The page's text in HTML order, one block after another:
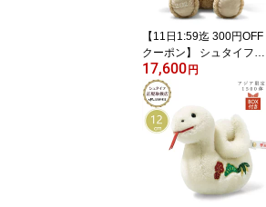
【11日1:59迄 300円OFF
クーポン】 シュタイフ st
eiff シュタイフ社製 テデ
ィベア コージーイヤーベ
ア 2025 34cm ベビー プ
レゼント ギフト クリス
マス 出産御祝 ぬいぐる
み やわらかい かわいい
おしゃれ 114113
17,600 円